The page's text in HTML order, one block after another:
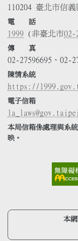
110204 臺北市信
電 話
1999 (非臺北市02-
傳 真
02-27596695、02-
陳情系統
https://
電子信箱
la_laws@gov.taipei
本局信箱係處理與系
映。
本